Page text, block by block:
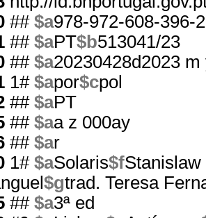
## $a978-972-608-396-2
## $aPT$b513041/23
## $a20230428d2023
1# $apor$cpol
## $aPT
## $aa z 000ay
## $ar
1# $aSolaris$fStanislaw
$gtrad. Teresa
## $a3ª ed